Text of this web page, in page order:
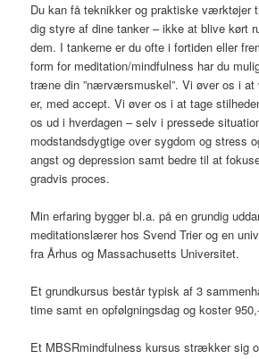
Du kan få teknikker og praktiske værktøjer
dig styre af dine tanker – ikke at blive kørt
dem. I tankerne er du ofte i fortiden eller
form for meditation/mindfulness har du
træne din ”nærværsmuskel”. Vi øver os i
er, med accept. Vi øver os i at tage
os ud i hverdagen – selv i pressede
modstandsdygtige over sygdom og stress
angst og depression samt bedre til at
gradvis proces.
Min erfaring bygger bl.a. på en grundig
meditationslærer hos Svend Trier og en
fra Århus og Massachusetts Universitet.
Et grundkursus består typisk af 3
time samt en opfølgningsdag og koster
Et MBSRmindfulness kursus strækker sig